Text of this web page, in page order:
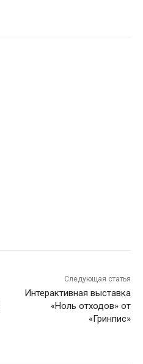
Следующая статья
Интерактивная выставка
«Ноль отходов» от
«Гринпис»